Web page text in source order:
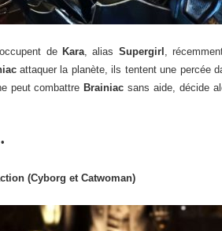
de Kara, alias Supergirl ,
attaquer la planète, ils tentent une percée
peut combattreBrainiac sans aide, décide
•
(Cyborg et Catwoman)